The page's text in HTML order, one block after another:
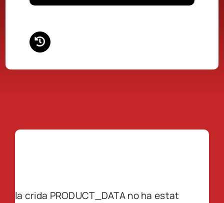
la crida PRODUCT_DATA no ha estat